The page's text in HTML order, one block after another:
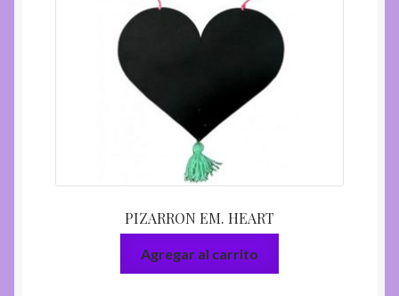
PIZARRON EM. HEART
Agregar al carrito